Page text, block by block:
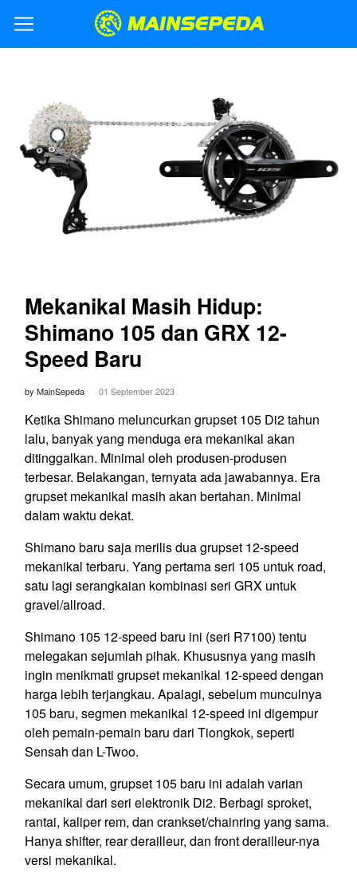
Mekanikal Masih Hidup:
Shimano 105 dan GRX 12-
Speed Baru
by MainSepeda 01 September 2023
Ketika Shimano meluncurkan grupset 105 Di2 tahun
lalu, banyak yang menduga era mekanikal akan
ditinggalkan. Minimal oleh produsen-produsen
terbesar. Belakangan, ternyata ada jawabannya. Era
grupset mekanikal masih akan bertahan. Minimal
dalam waktu dekat.
Shimano baru saja merilis dua grupset 12-speed
mekanikal terbaru. Yang pertama seri 105 untuk road,
satu lagi serangkaian kombinasi seri GRX untuk
gravel/allroad.
Shimano 105 12-speed baru ini (seri R7100) tentu
melegakan sejumlah pihak. Khususnya yang masih
ingin menikmati grupset mekanikal 12-speed dengan
harga lebih terjangkau. Apalagi, sebelum munculnya
105 baru, segmen mekanikal 12-speed ini digempur
oleh pemain-pemain baru dari Tiongkok, seperti
Sensah dan L-Twoo.
Secara umum, grupset 105 baru ini adalah varian
mekanikal dari seri elektronik Di2. Berbagi sproket,
rantai, kaliper rem, dan crankset/chainring yang sama.
Hanya shifter, rear derailleur, dan front derailleur-nya
versi mekanikal.